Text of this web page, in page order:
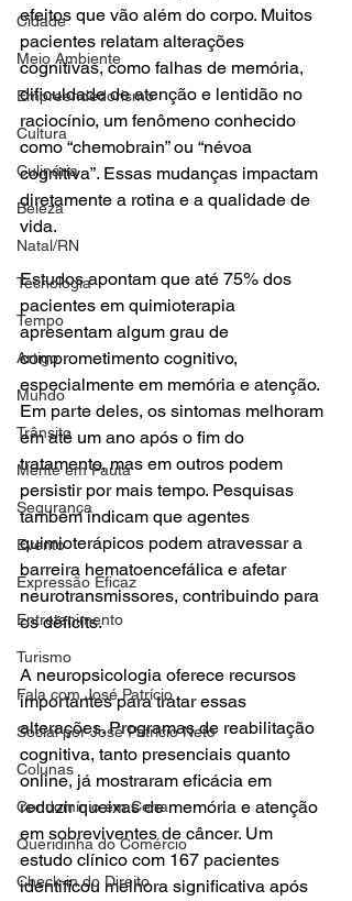
Cidade
Meio Ambiente
Empreendedorismo
Cultura
Culinária
Beleza
Natal/RN
Tecnologia
Tempo
Artigo
Mundo
Trânsito
Mente em Pauta
Segurança
Evento
Expressão Eficaz
Entretenimento
Turismo
Fala com José Patrício
Social por José Patrício Neto
Colunas
Condomínio em Cena
Queridinha do Comércio
Check-in do Direito
efeitos que vão além do corpo. Muitos
pacientes relatam alterações
cognitivas, como falhas de memória,
dificuldade de atenção e lentidão no
raciocínio, um fenômeno conhecido
como “chemobrain” ou “névoa
cognitiva”. Essas mudanças impactam
diretamente a rotina e a qualidade de
vida.
Estudos apontam que até 75% dos
pacientes em quimioterapia
apresentam algum grau de
comprometimento cognitivo,
especialmente em memória e atenção.
Em parte deles, os sintomas melhoram
em até um ano após o fim do
tratamento, mas em outros podem
persistir por mais tempo. Pesquisas
também indicam que agentes
quimioterápicos podem atravessar a
barreira hematoencefálica e afetar
neurotransmissores, contribuindo para
os déficits.
A neuropsicologia oferece recursos
importantes para tratar essas
alterações. Programas de reabilitação
cognitiva, tanto presenciais quanto
online, já mostraram eficácia em
reduzir queixas de memória e atenção
em sobreviventes de câncer. Um
estudo clínico com 167 pacientes
identificou melhora significativa após